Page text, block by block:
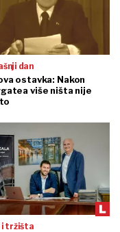
dan
ostavka: Nakon
više ništa nije
tržišta